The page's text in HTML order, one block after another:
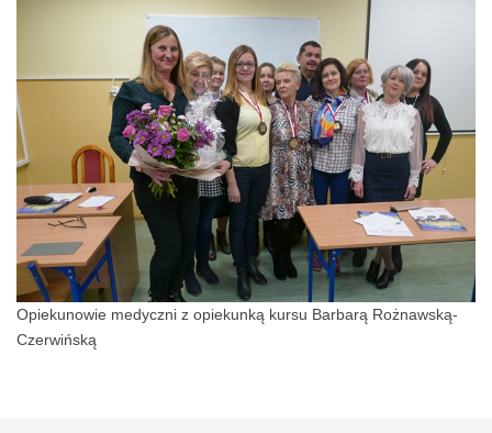
Opiekunowie medyczni z opiekunką kursu Barbarą Rożnawską-
Czerwińską